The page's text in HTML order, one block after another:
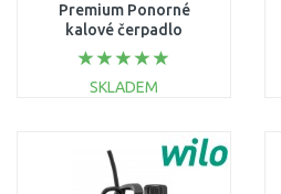
Premium Ponorné
kalové čerpadlo
(1300W/2000L-h)
112836
SKLADEM
Porovnat